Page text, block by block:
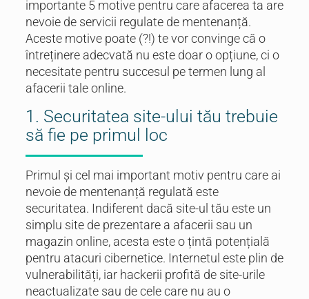
importante 5 motive pentru care afacerea ta are
nevoie de servicii regulate de mentenanță.
Aceste motive poate (?!) te vor convinge că o
întreținere adecvată nu este doar o opțiune, ci o
necesitate pentru succesul pe termen lung al
afacerii tale online.
1. Securitatea site-ului tău trebuie
să fie pe primul loc
Primul și cel mai important motiv pentru care ai
nevoie de mentenanță regulată este
securitatea. Indiferent dacă site-ul tău este un
simplu site de prezentare a afacerii sau un
magazin online, acesta este o țintă potențială
pentru atacuri cibernetice. Internetul este plin de
vulnerabilități, iar hackerii profită de site-urile
neactualizate sau de cele care nu au o